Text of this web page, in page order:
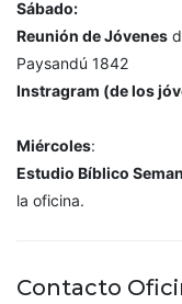
Sábado:
Reunión de Jóvenes
Paysandú 1842
Instragram (de los
Miércoles:
Estudio Bíblico
la oficina.
Contacto